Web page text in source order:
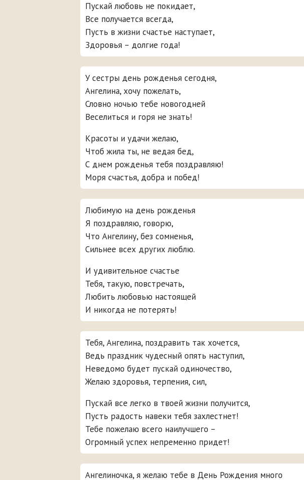
Пускай любовь не покидает,
Все получается всегда,
Пусть в жизни счастье наступает,
Здоровья – долгие года!
У сестры день рожденья сегодня,
Ангелина, хочу пожелать,
Словно ночью тебе новогодней
Веселиться и горя не знать!
Красоты и удачи желаю,
Чтоб жила ты, не ведая бед,
С днем рожденья тебя поздравляю!
Моря счастья, добра и побед!
Любимую на день рожденья
Я поздравляю, говорю,
Что Ангелину, без сомненья,
Сильнее всех других люблю.
И удивительное счастье
Тебя, такую, повстречать,
Любить любовью настоящей
И никогда не потерять!
Тебя, Ангелина, поздравить так хочется,
Ведь праздник чудесный опять наступил,
Неведомо будет пускай одиночество,
Желаю здоровья, терпения, сил,
Пускай все легко в твоей жизни получится,
Пусть радость навеки тебя захлестнет!
Тебе пожелаю всего наилучшего –
Огромный успех непременно придет!
Ангелиночка, я желаю тебе в День Рождения много